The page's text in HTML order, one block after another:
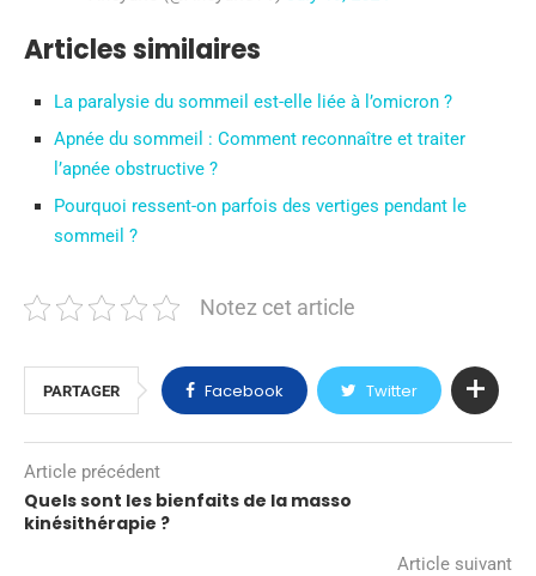
Articles similaires
La paralysie du sommeil est-elle liée à l’omicron ?
Apnée du sommeil : Comment reconnaître et traiter
l’apnée obstructive ?
Pourquoi ressent-on parfois des vertiges pendant le
sommeil ?
Notez cet article
PARTAGER Facebook Twitter
Article précédent
Quels sont les bienfaits de la masso
kinésithérapie ?
Article suivant